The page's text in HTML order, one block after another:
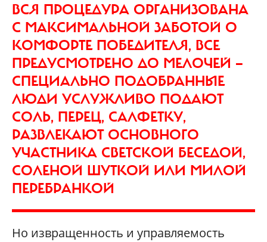
ВСЯ ПРОЦЕДУРА ОРГАНИЗОВАНА
С МАКСИМАЛЬНОЙ ЗАБОТОЙ О
КОМФОРТЕ ПОБЕДИТЕЛЯ, ВСЕ
ПРЕДУСМОТРЕНО ДО МЕЛОЧЕЙ —
СПЕЦИАЛЬНО ПОДОБРАННЫЕ
ЛЮДИ УСЛУЖЛИВО ПОДАЮТ
СОЛЬ, ПЕРЕЦ, САЛФЕТКУ,
РАЗВЛЕКАЮТ ОСНОВНОГО
УЧАСТНИКА СВЕТСКОЙ БЕСЕДОЙ,
СОЛЕНОЙ ШУТКОЙ ИЛИ МИЛОЙ
ПЕРЕБРАНКОЙ
Но извращенность и управляемость